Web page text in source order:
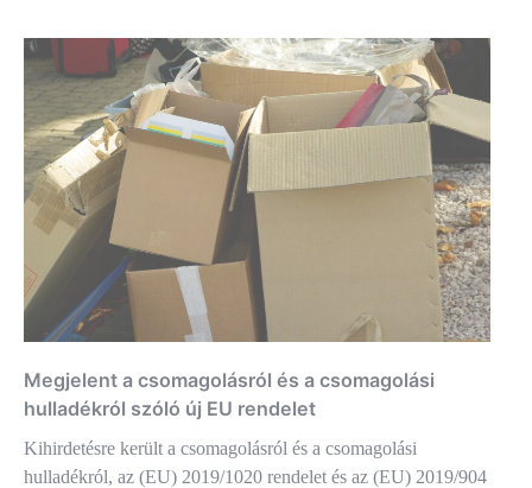
Megjelent a csomagolásról és a csomagolási
hulladékról szóló új EU rendelet
Kihirdetésre került a csomagolásról és a csomagolási
hulladékról, az (EU) 2019/1020 rendelet és az (EU) 2019/904